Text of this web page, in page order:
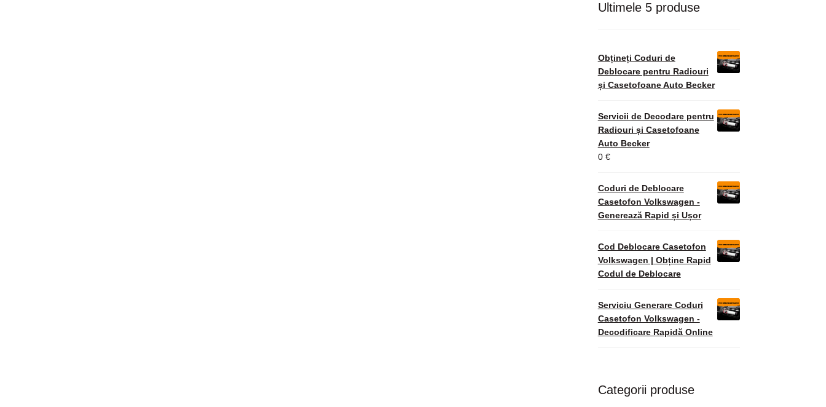
Ultimele 5 produse
Obțineți Coduri de
Deblocare pentru Radiouri
și Casetofoane Auto Becker
Servicii de Decodare pentru
Radiouri și Casetofoane
Auto Becker
0 €
Coduri de Deblocare
Casetofon Volkswagen -
Generează Rapid și Ușor
Cod Deblocare Casetofon
Volkswagen | Obține Rapid
Codul de Deblocare
Serviciu Generare Coduri
Casetofon Volkswagen -
Decodificare Rapidă Online
Categorii produse